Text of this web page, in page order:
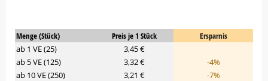
Menge (Stück) Preis je 1 Stück
Ersparnis
ab 1 VE (25)
3,45 €
ab 5 VE (125)
3,32 €
-4%
ab 10 VE (250)
3,21 €
-7%